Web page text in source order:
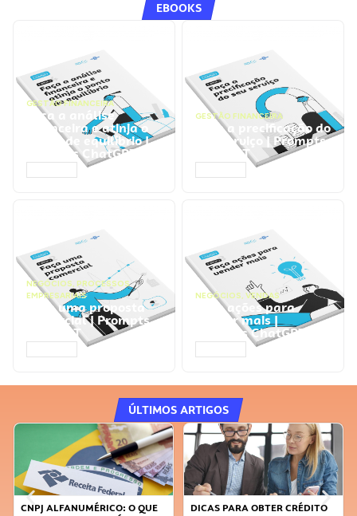
EBOOKS
GESTÃO FINANCEIRA
Faça a análise
financeira e atinja o
ponto de equilíbrio |
Prompts ChatGPT
GESTÃO FINANCEIRA
Faça a precificação do
seu serviço | Prompts
ChatGPT
NEGÓCIOS, PROCESSOS
EMPRESARIAIS
Faça uma proposta
comercial | Prompts
ChatGPT
NEGÓCIOS, VENDAS
Faça ações para
vender mais |
Prompts ChatGPT
ÚLTIMOS ARTIGOS
DICAS PARA OBTER CRÉDITO
FAÇA A DIFERENÇA: SEJA